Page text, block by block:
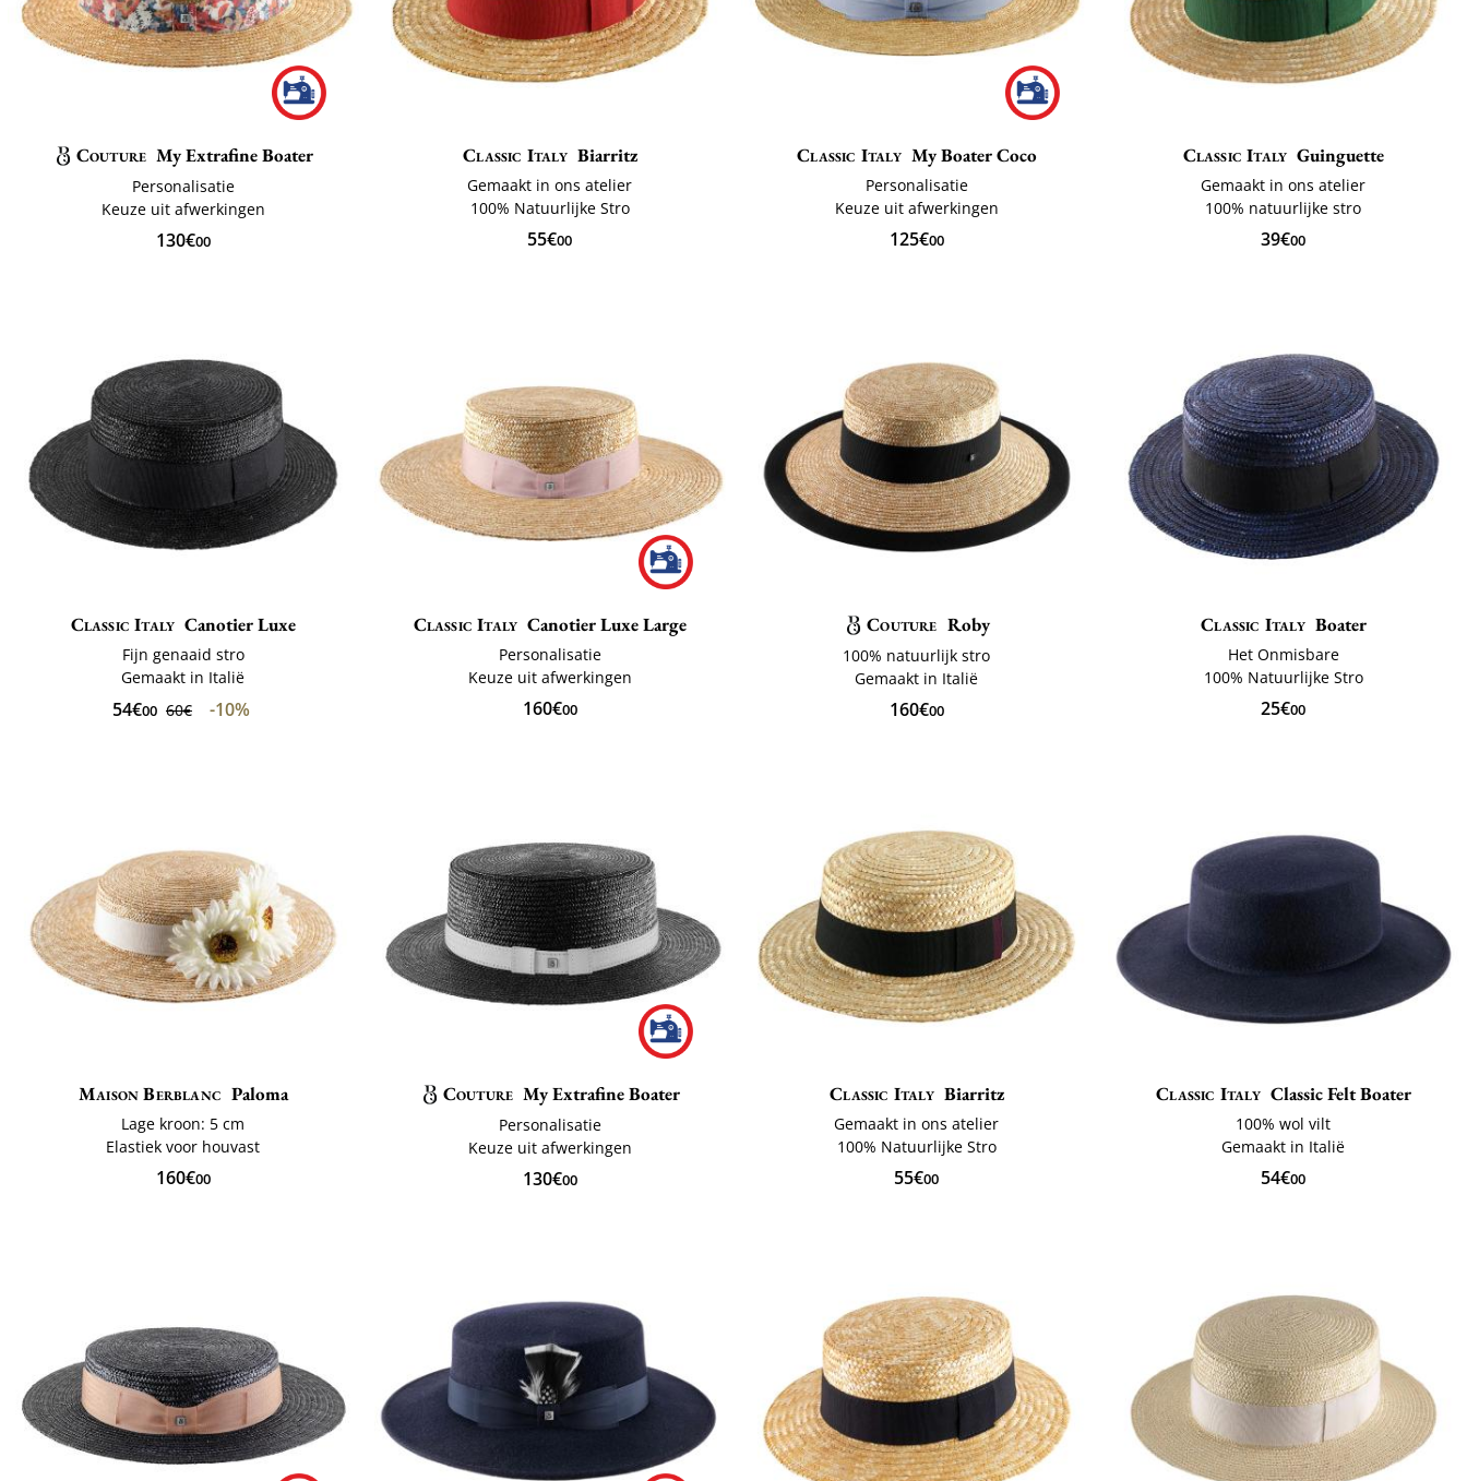
Couture My Extrafine Boater
Personalisatie
Keuze uit afwerkingen
130€00
Classic Italy Biarritz
Gemaakt in ons atelier
100% Natuurlijke Stro
55€00
Classic Italy My Boater Coco
Personalisatie
Keuze uit afwerkingen
125€00
Classic Italy Guinguette
Gemaakt in ons atelier
100% natuurlijke stro
39€00
Classic Italy Canotier Luxe
Fijn genaaid stro
Gemaakt in Italië
54€00 60€ -10%
Classic Italy Canotier Luxe Large
Personalisatie
Keuze uit afwerkingen
160€00
Couture Roby
100% natuurlijk stro
Gemaakt in Italië
160€00
Classic Italy Boater
Het Onmisbare
100% Natuurlijke Stro
25€00
Maison Berblanc Paloma
Lage kroon: 5 cm
Elastiek voor houvast
160€00
Couture My Extrafine Boater
Personalisatie
Keuze uit afwerkingen
130€00
Classic Italy Biarritz
Gemaakt in ons atelier
100% Natuurlijke Stro
55€00
Classic Italy Classic Felt Boater
100% wol vilt
Gemaakt in Italië
54€00